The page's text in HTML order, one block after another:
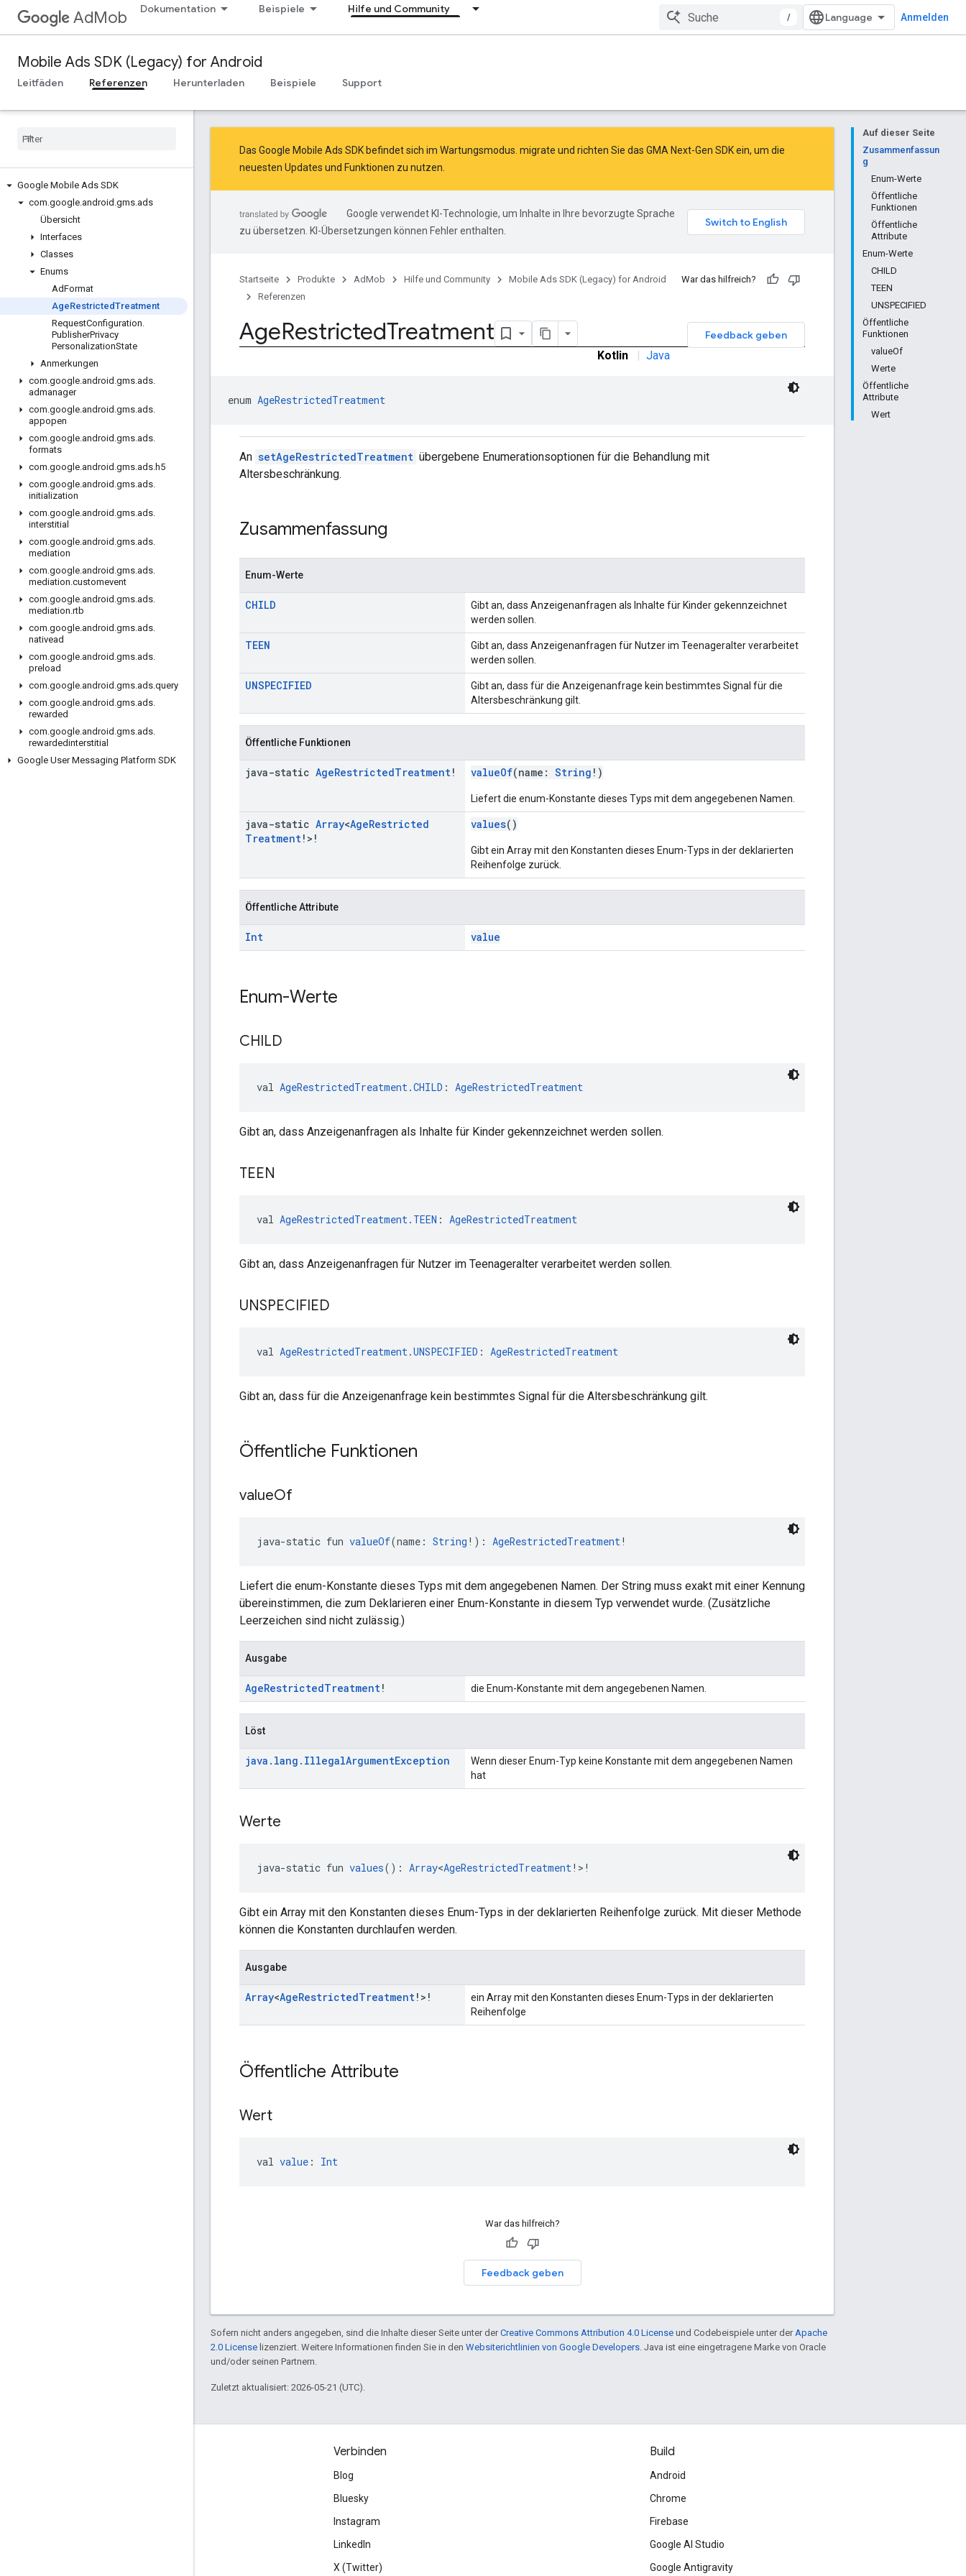
AdMob Dokumentation Beispiele Hilfe und Community
/ Anmelden
Mobile Ads SDK (Legacy) for Android
Leitfäden Referenzen Herunterladen Beispiele Support
Google Mobile Ads SDK
com.google.android .gms.ads
Übersicht
Interfaces
Classes
Enums
AdFormat
AgeRestrictedTreatment
RequestConfiguration.
PublisherPrivacy
PersonalizationState
Anmerkungen
com.google.android .gms.ads.
admanager
com.google.android .gms.ads.
appopen
com.google.android .gms.ads.
formats
com.google.android .gms.ads.h5
com.google.android .gms.ads.
initialization
com.google.android .gms.ads.
interstitial
com.google.android .gms.ads.
mediation
com.google.android .gms.ads.
mediation.customevent
com.google.android .gms.ads.
mediation.rtb
com.google.android .gms.ads.
nativead
com.google.android .gms.ads.
preload
com.google.android .gms.ads.query
com.google.android .gms.ads.
rewarded
com.google.android .gms.ads.
rewardedinterstitial
Google User Messaging Platform SDK
Auf dieser Seite
Zusammenfassun
g
Enum-Werte
Öffentliche
Funktionen
Öffentliche
Attribute
Enum-Werte
CHILD
TEEN
UNSPECIFIED
Öffentliche
Funktionen
valueOf
Werte
Öffentliche
Attribute
Wert
Das Google Mobile Ads SDK befindet sich im Wartungsmodus. migrate und richten Sie das GMA Next-Gen SDK ein, um die
neuesten Updates und Funktionen zu nutzen.
Google verwendet KI-Technologie, um Inhalte in Ihre bevorzugte Sprache
zu übersetzen. KI-Übersetzungen können Fehler enthalten.
Startseite Produkte AdMob Hilfe und Community
Mobile Ads SDK (Legacy) for Android
Referenzen
War das hilfreich?
Feedback geben
AgeRestrictedTreatment
Kotlin | Java
enum AgeRestrictedTreatment
An setAgeRestrictedTreatment übergebene Enumerationsoptionen für die Behandlung mit
Altersbeschränkung.
Zusammenfassung
Enum-Werte
CHILD
Gibt an, dass Anzeigenanfragen als Inhalte für Kinder gekennzeichnet
werden sollen.
TEEN
Gibt an, dass Anzeigenanfragen für Nutzer im Teenageralter verarbeitet
werden sollen.
UNSPECIFIED
Gibt an, dass für die Anzeigenanfrage kein bestimmtes Signal für die
Altersbeschränkung gilt.
Öffentliche Funktionen
java-static AgeRestrictedTreatment! valueOf(name: String !)
Liefert die enum-Konstante dieses Typs mit dem angegebenen Namen.
java-static Array<AgeRestricted
Treatment!>!
values()
Gibt ein Array mit den Konstanten dieses Enum-Typs in der deklarierten
Reihenfolge zurück.
Öffentliche Attribute
Int value
Enum-Werte
CHILD
val AgeRestrictedTreatment.CHILD : AgeRestrictedTreatment
Gibt an, dass Anzeigenanfragen als Inhalte für Kinder gekennzeichnet werden sollen.
TEEN
val AgeRestrictedTreatment.TEEN : AgeRestrictedTreatment
Gibt an, dass Anzeigenanfragen für Nutzer im Teenageralter verarbeitet werden sollen.
UNSPECIFIED
val AgeRestrictedTreatment.UNSPECIFIED : AgeRestrictedTreatment
Gibt an, dass für die Anzeigenanfrage kein bestimmtes Signal für die Altersbeschränkung gilt.
Öffentliche Funktionen
valueOf
java-static fun valueOf(name: String !): AgeRestrictedTreatment!
Liefert die enum-Konstante dieses Typs mit dem angegebenen Namen. Der String muss exakt mit einer Kennung
übereinstimmen, die zum Deklarieren einer Enum-Konstante in diesem Typ verwendet wurde. (Zusätzliche
Leerzeichen sind nicht zulässig.)
Ausgabe
AgeRestrictedTreatment! die Enum-Konstante mit dem angegebenen Namen.
Löst
java . lang . IllegalArgumentException
Wenn dieser Enum-Typ keine Konstante mit dem angegebenen Namen
hat
Werte
java-static fun values(): Array<AgeRestrictedTreatment!>!
Gibt ein Array mit den Konstanten dieses Enum-Typs in der deklarierten Reihenfolge zurück. Mit dieser Methode
können die Konstanten durchlaufen werden.
Ausgabe
Array<AgeRestrictedTreatment!>!
ein Array mit den Konstanten dieses Enum-Typs in der deklarierten
Reihenfolge
Öffentliche Attribute
Wert
val value : Int
War das hilfreich?
Feedback geben
Sofern nicht anders angegeben, sind die Inhalte dieser Seite unter derCreative Commons Attribution 4.0 License und Codebeispiele unter der Apache
2.0 License lizenziert. Weitere Informationen finden Sie in den Websiterichtlinien von Google Developers . Java ist eine eingetragene Marke von Oracle
und/oder seinen Partnern.
Zuletzt aktualisiert: 2026-05-21 (UTC).
Verbinden
Blog
Bluesky
Instagram
LinkedIn
X (Twitter)
Build
Android
Chrome
Firebase
Google AI Studio
Google Antigravity